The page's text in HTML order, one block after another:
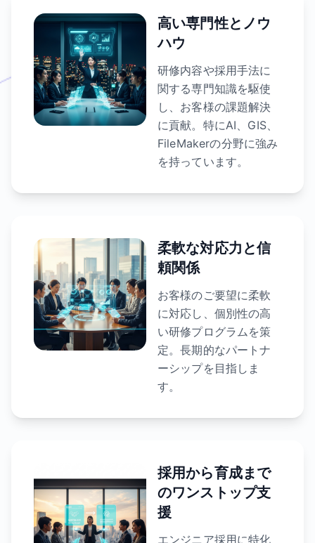
高い専門性とノウ
ハウ
研修内容や採用手法に
関する専門知識を駆使
し、お客様の課題解決
に貢献。特にAI、GIS、
FileMakerの分野に強み
を持っています。
柔軟な対応力と信
頼関係
お客様のご要望に柔軟
に対応し、個別性の高
い研修プログラムを策
定。長期的なパートナ
ーシップを目指しま
す。
採用から育成まで
のワンストップ支
援
エンジニア採用に特化